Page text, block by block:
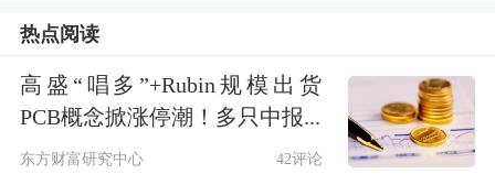
扩产层面，行业整体保持克制，这一点
和市场预期有不小差异。此前市场认为
热点阅读
高盛“唱多”+Rubin规模出货
PCB概念掀涨停潮！多只中报...
东方财富研究中心 42评论